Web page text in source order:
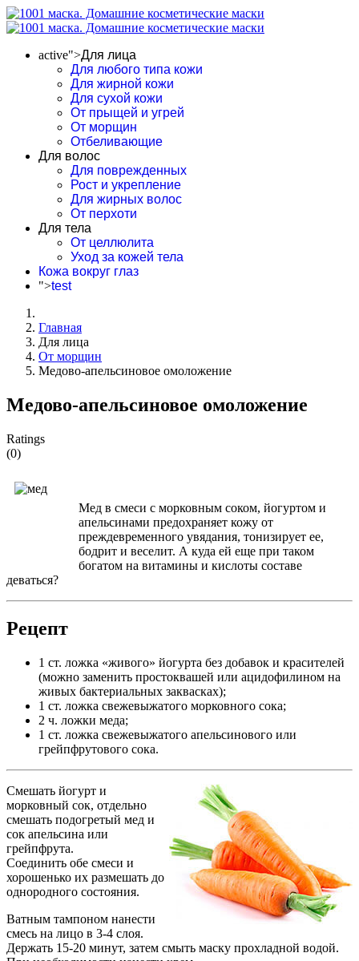
active">Для лица
Для любого типа кожи
Для жирной кожи
Для сухой кожи
От прыщей и угрей
От морщин
Отбеливающие
Для волос
Для поврежденных
Рост и укрепление
Для жирных волос
От перхоти
Для тела
От целлюлита
Уход за кожей тела
Кожа вокруг глаз
">test
Главная
Для лица
От морщин
Медово-апельсиновое омоложение
Медово-апельсиновое омоложение
Ratings
(0)
Мед в смеси с морковным соком, йогуртом и
апельсинами предохраняет кожу от
преждевременного увядания, тонизирует ее,
бодрит и веселит. А куда ей еще при таком
богатом на витамины и кислоты составе
деваться?
Рецепт
1 ст. ложка «живого» йогурта без добавок и красителей
(можно заменить простоквашей или ацидофилином на
живых бактериальных заквасках);
1 ст. ложка свежевыжатого морковного сока;
2 ч. ложки меда;
1 ст. ложка свежевыжатого апельсинового или
грейпфрутового сока.
Смешать йогурт и
морковный сок, отдельно
смешать подогретый мед и
сок апельсина или
грейпфрута.
Соединить обе смеси и
хорошенько их размешать до
однородного состояния.
Ватным тампоном нанести
смесь на лицо в 3-4 слоя.
Держать 15-20 минут, затем смыть маску прохладной водой.